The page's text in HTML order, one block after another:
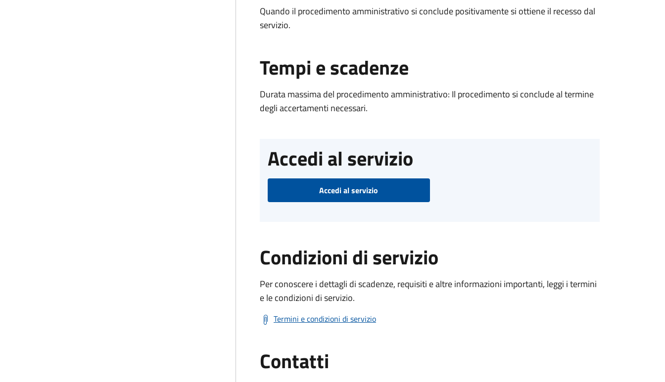
Quando il procedimento amministrativo si conclude positivamente si ottiene il recesso dal
servizio.
Tempi e scadenze
Durata massima del procedimento amministrativo: Il procedimento si conclude al termine
degli accertamenti necessari.
Accedi al servizio
Accedi al servizio
Condizioni di servizio
Per conoscere i dettagli di scadenze, requisiti e altre informazioni importanti, leggi i termini
e le condizioni di servizio.
Termini e condizioni di servizio
Contatti